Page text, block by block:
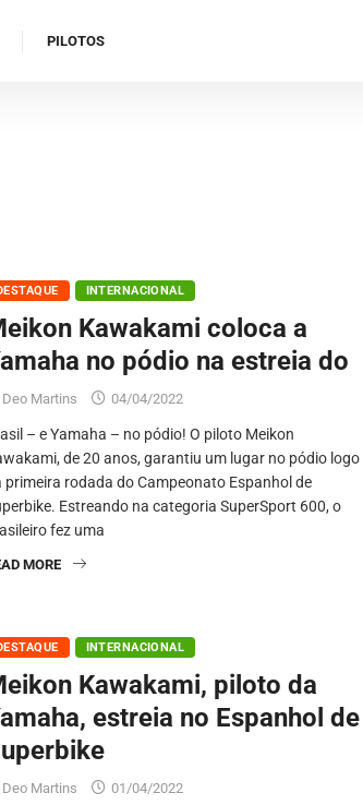
PILOTOS
INTERNACIONAL
Kawakami coloca a
no pódio na estreia do
Deo Martins 04/04/2022
– e Yamaha – no pódio! O piloto Meikon
de 20 anos, garantiu um lugar no pódio logo
primeira rodada do Campeonato Espanhol de
Estreando na categoria SuperSport 600, o
fez uma
MORE
INTERNACIONAL
Kawakami, piloto da
estreia no Espanhol de
Deo Martins 01/04/2022